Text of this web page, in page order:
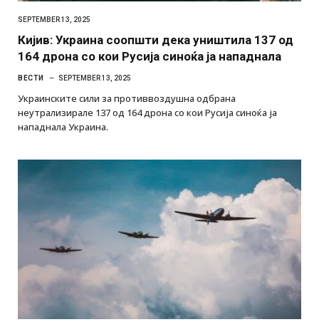
SEPTEMBER 13, 2025
Кијив: Украина соопшти дека уништила 137 од
164 дрона со кои Русија синоќа ја нападнала
ВЕСТИ SEPTEMBER 13, 2025
Украинските сили за противвоздушна одбрана
неутрализирале 137 од 164 дрона со кои Русија синоќа ја
нападнала Украина.